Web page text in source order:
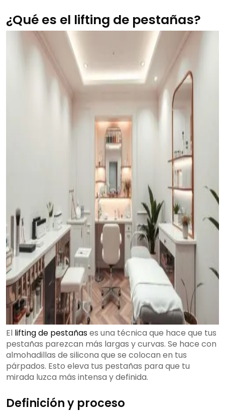
¿Qué es el lifting de pestañas?
El lifting de pestañases una técnica que hace que tus
pestañas parezcan más largas y curvas. Se hace con
almohadillas de silicona que se colocan en tus
párpados. Esto eleva tus pestañas para que tu
mirada luzca más intensa y definida.
Definición y proceso